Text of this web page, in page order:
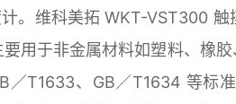
。维科美拓 WKT-VST300
用于非金属材料如塑料、橡
T1633、GB／T1634 等标